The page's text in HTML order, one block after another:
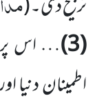
(3) … اس پر
اطمینان